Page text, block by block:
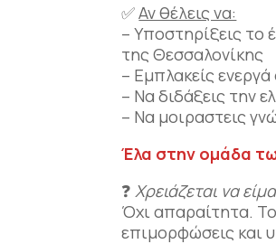
✅Αν θέλεις να:
– Υποστηρίξεις το
της Θεσσαλονίκης
– Εμπλακείς
– Να διδάξεις την
– Να μοιραστεις
Έλα στην ομάδα
❓Χρειάζεται να
Όχι απαραίτητα.
επιμορφώσεις και